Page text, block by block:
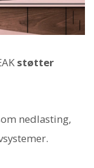
støtter
nedlasting,